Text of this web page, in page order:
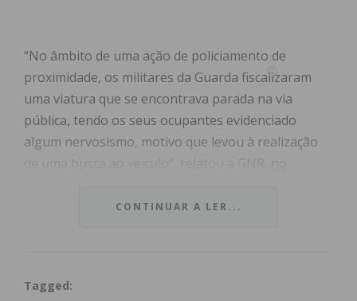
“No âmbito de uma ação de policiamento de
proximidade, os militares da Guarda fiscalizaram
uma viatura que se encontrava parada na via
pública, tendo os seus ocupantes evidenciado
algum nervosismo, motivo que levou à realização
numerário.
CONTINUAR A LER...
Tagged: